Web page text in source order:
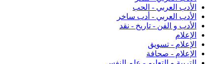
الأدب العربي - الحب
الأدب العربي - أدب ساخر
الأدب و الفن - تاريخ - نقد
الإعلام
الإعلام - تسويق
الإعلام - صحافة